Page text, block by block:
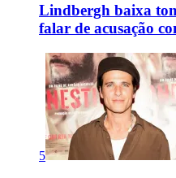
Lindbergh baixa
falar de acusação
5